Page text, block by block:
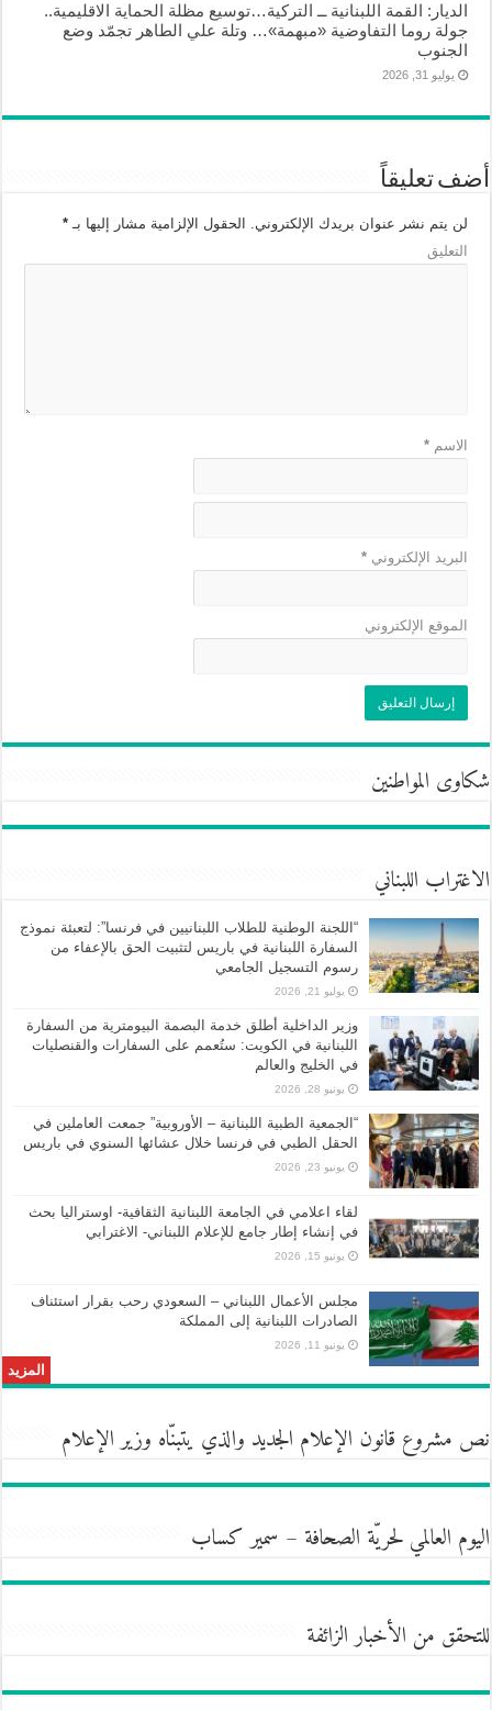
الديار: القمة اللبنانية ــ التركية…توسيع مظلة الحماية الاقليمية..
جولة روما التفاوضية «مبهمة»… وتلة علي الطاهر تجمّد وضع
الجنوب
يوليو 31, 2026
أضف تعليقاً
لن يتم نشر عنوان بريدك الإلكتروني. الحقول الإلزامية مشار إليها بـ*
التعليق
الاسم*
البريد الإلكتروني*
الموقع الإلكتروني
شكاوى المواطنين
الاغتراب اللبناني
المزيد
“اللجنة الوطنية للطلاب اللبنانيين في فرنسا”: لتعبئة نموذج
السفارة اللبنانية في باريس لتثبيت الحق بالإعفاء من
رسوم التسجيل الجامعي
يوليو 21, 2026
وزير الداخلية أطلق خدمة البصمة البيومترية من السفارة
اللبنانية في الكويت: ستُعمم على السفارات والقنصليات
في الخليج والعالم
يونيو 28, 2026
“الجمعية الطبية اللبنانية – الأوروبية” جمعت العاملين في
الحقل الطبي في فرنسا خلال عشائها السنوي في باريس
يونيو 23, 2026
لقاء اعلامي في الجامعة اللبنانية الثقافية- اوستراليا بحث
في إنشاء إطار جامع للإعلام اللبناني- الاغترابي
يونيو 15, 2026
مجلس الأعمال اللبناني – السعودي رحب بقرار استئناف
الصادرات اللبنانية إلى المملكة
يونيو 11, 2026
نص مشروع قانون الإعلام الجديد والذي يتبنّاه وزير الإعلام
اليوم العالمي لحريّة الصحافة – سمير كساب
للتحقق من الأخبار الزائفة